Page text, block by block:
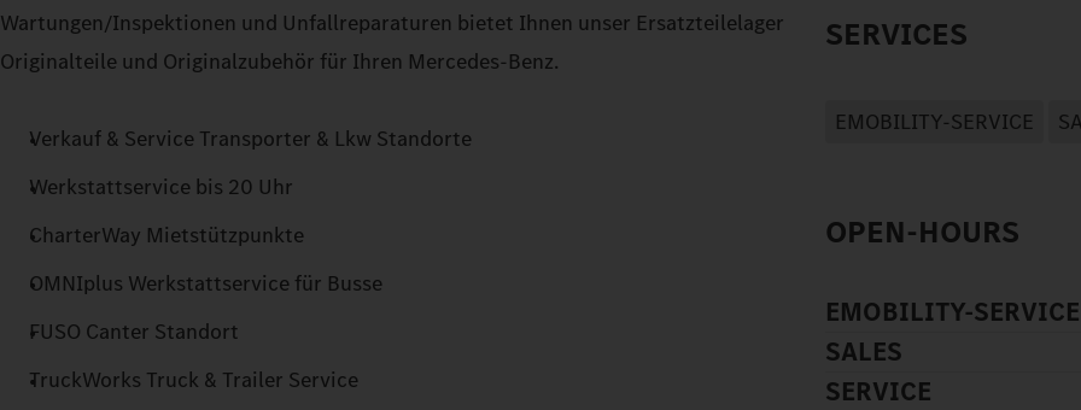
Wartungen/Inspektionen und Unfallreparaturen bietet Ihnen unser Ersatzteilelager
Originalteile und Originalzubehör für Ihren Mercedes-Benz.
Verkauf & Service Transporter & Lkw Standorte
Werkstattservice bis 20 Uhr
CharterWay Mietstützpunkte
OMNIplus Werkstattservice für Busse
FUSO Canter Standort
TruckWorks Truck & Trailer Service
SERVICES
EMOBILITY-SERVICE
OPEN-HOURS
EMOBILITY-SERVICE
SALES
SERVICE